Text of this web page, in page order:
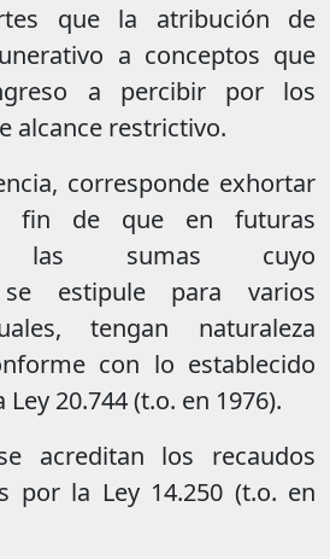
que la atribución de
a conceptos que
a percibir por los
alcance restrictivo.
corresponde exhortar
fin de que en futuras
las sumas cuyo
se estipule para varios
tengan naturaleza
con lo establecido
20.744 (t.o. en 1976).
acreditan los recaudos
por la Ley 14.250 (t.o. en